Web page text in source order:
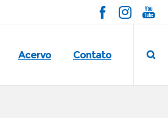
Acervo Contato